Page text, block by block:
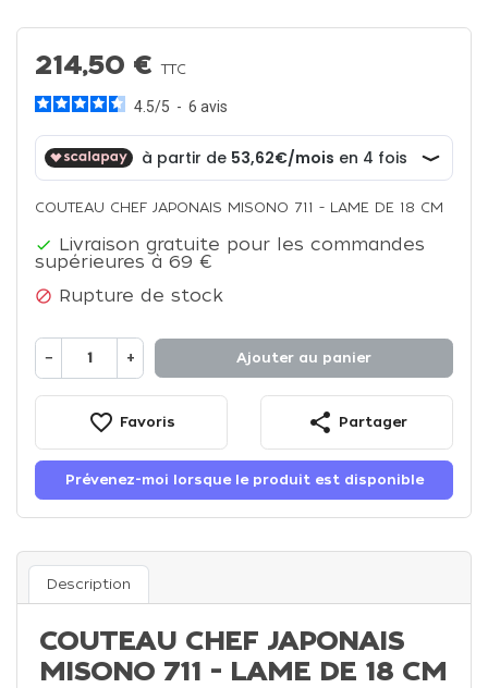
214,50 €TTC
4.5/5 - 6 avis
COUTEAU CHEF JAPONAIS MISONO 711 - LAME DE 18 CM
 Livraison gratuite pour les commandes
supérieures à 69 €
 Rupture de stock
− + Ajouter au panier
favorite_border Favoris share Partager
Prévenez-moi lorsque le produit est disponible
Description
COUTEAU CHEF JAPONAIS
MISONO 711 - LAME DE 18 CM